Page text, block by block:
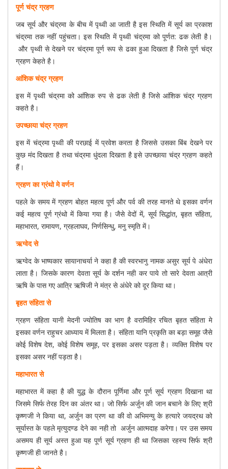
पूर्ण चंद्र ग्रहण
जब सूर्य और चंद्रमा के बीच में पृथ्वी आ जाती है इस स्थिति में सूर्य का प्रकाश
चंद्रमा तक नहीं पहुंचता। इस स्थिति में पृथ्वी चंद्रमा को पूर्णत: ढक लेती है।
और पृथ्वी से देखने पर चंद्रमा पूर्ण रूप से ढका हुआ दिखता है जिसे पूर्ण चंद्र
ग्रहण केहते है।
आंशिक चंद्र ग्रहण
इस में पृथ्वी चंद्रमा को आंशिक रुप से ढक लेती है जिसे आंशिक चंद्र ग्रहण
कहते है।
उपच्छाया चंद्र ग्रहण
इस में चंद्रमा पृथ्वी की परछाई में प्रवेश करता है जिससे उसका बिंब देखने पर
कुछ मंद दिखता है तथा चंद्रमा धुंदला दिखता है इसे उपच्छाया चंद्र ग्रहण कहते
हैं।
ग्रहण का ग्रंथो मे वर्णन
पहले के समय में ग्रहण बोहत महत्व पूर्ण और पर्व की तरह मानते थे इसका वर्णन
कई महत्व पूर्ण ग्रंथो में किया गया है। जैसे वेदों में, सूर्य सिद्धांत, बृहत संहिता,
महाभारत, रामायण, ग्रहलाघव, निर्णसिन्धु, मनु स्मृति में।
ऋग्वेद से
ऋग्वेद के भाष्यकार सायानाचर्या ने कहा है की स्वरभानु नामक असुर सूर्य पे अंधेरा
लाता है। जिसके कारण देवता सूर्य के दर्शन नही कर पाये तो सारे देवता आत्री
ऋषि के पास गए आत्रि ऋषिजी ने मंत्र से अंधेरे को दूर किया था।
बृहत संहिता से
ग्रहण संहिता यानी मेदनी ज्योतिष का भाग है वरामिहिर रचित बृहत संहिता मे
इसका वर्णन राहुचर आध्याय में मिलता है। संहिता यानि प्रकृति का बड़ा समूह जैसे
कोई विशेष देश, कोई विशेष समूह, पर इसका असर पड़ता है। व्यक्ति विशेष पर
इसका असर नहीं पड़ता है।
महाभारत से
महाभारत में कहा है की युद्ध के दौरान पूर्णिमा और पूर्ण सूर्य ग्रहण दिखाना था
जिसमे सिर्फ तेरह दिन का अंतर था। जो सिर्फ अर्जुन की जान बचाने के लिए श्री
कृष्णजी ने किया था, अर्जुन का प्रण था की वो अभिमन्यु के हत्यारे जयद्रथ को
सूर्यास्त के पहले मृत्युदण्ड देने का नही तो अर्जुन आत्मदाह करेगा। पर उस समय
असमय ही सूर्य अस्त हुआ यह पूर्ण सूर्य ग्रहण ही था जिसका रहस्य सिर्फ श्री
कृष्णजी ही जानते है।